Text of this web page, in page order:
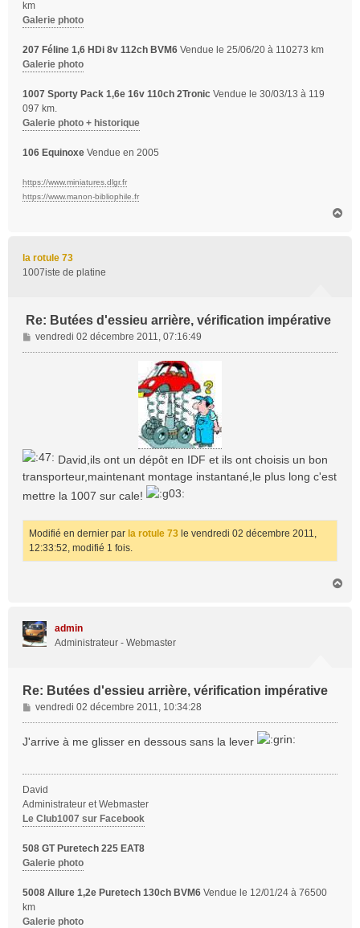
km
Galerie photo
207 Féline 1,6 HDi 8v 112ch BVM6 Vendue le 25/06/20 à 110273 km
Galerie photo
1007 Sporty Pack 1,6e 16v 110ch 2Tronic Vendue le 30/03/13 à 119
097 km.
Galerie photo + historique
106 Equinoxe Vendue en 2005
https://www.miniatures.dlgr.fr
https://www.manon-bibliophile.fr
la rotule 73
1007iste de platine
Re: Butées d'essieu arrière, vérification impérative
M
e
vendredi 02 décembre 2011, 07:16:49
David,ils ont un dépôt en IDF et ils ont choisis un bon
transporteur,maintenant montage instantané,le plus long c'est
mettre la 1007 sur cale!
Modifié en dernier par la rotule 73 le vendredi 02 décembre 2011,
12:33:52, modifié 1 fois.
admin
Administrateur - Webmaster
Re: Butées d'essieu arrière, vérification impérative
M
e
e
vendredi 02 décembre 2011, 10:34:28
J'arrive à me glisser en dessous sans la lever
David
Administrateur et Webmaster
Le Club1007 sur Facebook
508 GT Puretech 225 EAT8
Galerie photo
5008 Allure 1,2e Puretech 130ch BVM6 Vendue le 12/01/24 à 76500
km
Galerie photo